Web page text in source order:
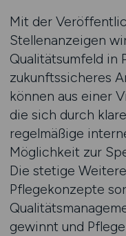
Mit der
Stellenanzeigen
Qualitätsumfeld in
zukunftssicheres
können aus einer
die sich durch
regelmäßige
Möglichkeit zur
Die stetige
Pflegekonzepte
gewinnt und